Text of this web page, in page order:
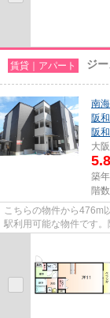
賃貸｜アパート ジ
南
阪
阪
大
5.8
築
階
こちらの物件から476m
駅利用可能な物件です